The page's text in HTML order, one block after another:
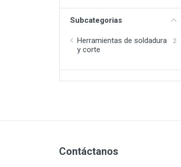
Subcategorias
Herramientas de soldadura
y corte
2
Contáctanos